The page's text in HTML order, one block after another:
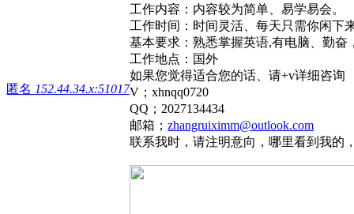
匿名 152.44.34.x:51017
工作内容：内容较为简单、易学易会。
工作时间：时间灵活、每天只需你闲下
基本要求：熟悉掌握英语,有电脑、勤奋
工作地点：国外
如果您觉得适合您的话、请+v详细咨询
V；xhnqq0720
QQ；2027134434
邮箱； zhangruiximm@outlook.com
联系我时，请注明意向，哪里看到我的